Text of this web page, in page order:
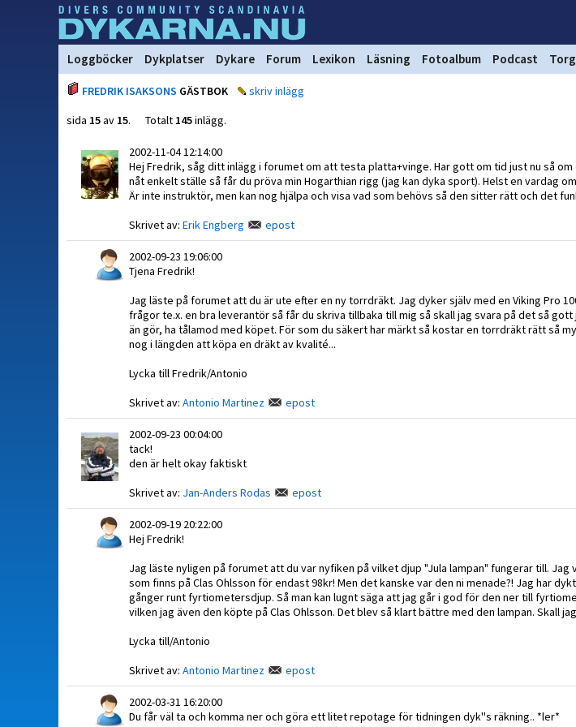
Loggböcker Dykplatser Dykare Forum Lexikon Läsning Fotoalbum Podcast
FREDRIK ISAKSONS GÄSTBOK
skriv inlägg
sida 15av 15. Totalt 145inlägg.
2002-11-04 12:14:00
Hej Fredrik, såg ditt inlägg i forumet om att testa platta+vinge. Har gott om tid just nu så
nåt enkelt ställe så får du pröva min Hogarthian rigg (jag kan dyka sport). Helst en vardag
Är inte instruktör, men kan nog hjälpa och visa vad som behövs så den sitter rätt och det
Skrivet av: Erik Engberg epost
2002-09-23 19:06:00
Tjena Fredrik!
Jag läste på forumet att du är ute efter en ny torrdräkt. Jag dyker själv med en Viking Pro
frågor te.x. en bra leverantör så får du skriva tillbaka till mig så skall jag svara på det så
än gör, ha tålamod med köpet. För som du säkert har märkt så kostar en torrdräkt rätt så
nog i längden att köpa en dräkt av kvalité...
Lycka till Fredrik/Antonio
Skrivet av: Antonio Martinez epost
2002-09-23 00:04:00
tack!
den är helt okay faktiskt
Skrivet av: Jan-Anders Rodas epost
2002-09-19 20:22:00
Hej Fredrik!
Jag läste nyligen på forumet att du var nyfiken på vilket djup "Jula lampan" fungerar till. Jag
som finns på Clas Ohlsson för endast 98kr! Men det kanske var den ni menade?! Jag har
gånger runt fyrtiometersdjup. Så man kan lugnt säga att jag går i god för den ner till
vilken jag även den köpte på Clas Ohlsson. Det blev så klart bättre med den lampan. Skall
Lycka till/Antonio
Skrivet av: Antonio Martinez epost
2002-03-31 16:20:00
Du får väl ta och komma ner och göra ett litet repotage för tidningen dyk''s räkning.. *ler*